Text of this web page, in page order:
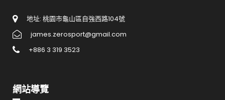
地址: 桃園市龜山區自強西路104號
james.zerosport@gmail.com
+886 3 319 3523
網站導覽